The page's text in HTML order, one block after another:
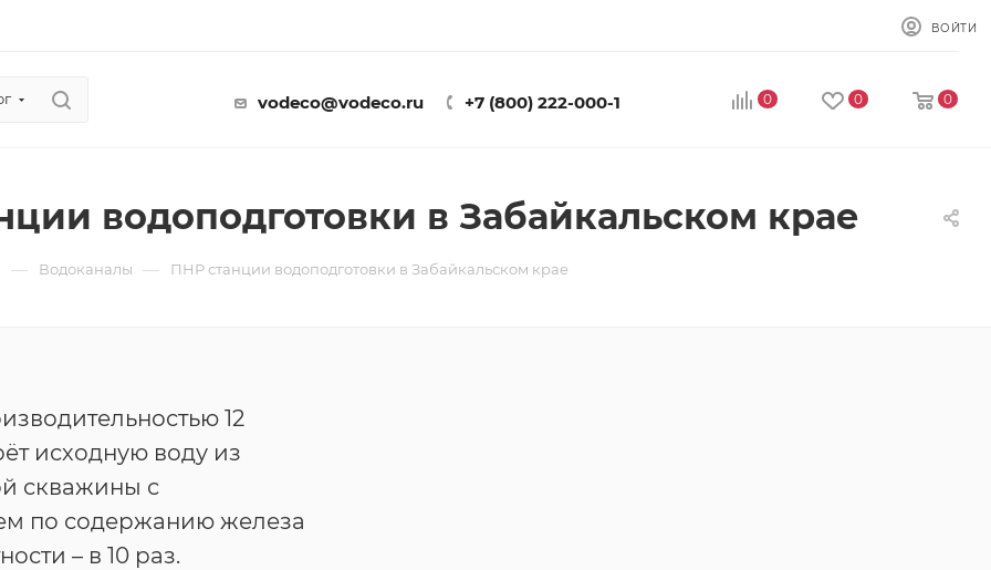
ВОЙТИ
vodeco@vodeco.ru +7 (800) 222-000-1 0 0 0
водоподготовки в Забайкальском крае
— Водоканалы — ПНР станции водоподготовки в Забайкальском крае
12
исходную воду из
скважины с
по содержанию железа
– в 10 раз.